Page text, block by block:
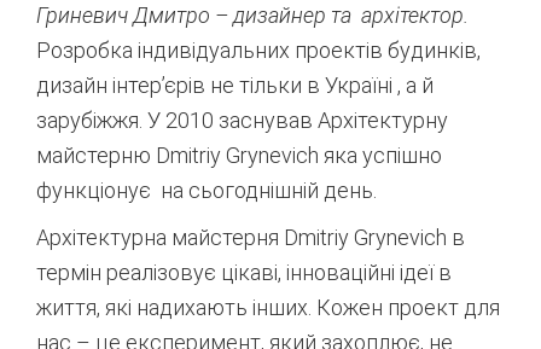
Гриневич Дмитро – дизайнер та архітектор.
Розробка індивідуальних проектів будинків,
дизайн інтер’єрів не тільки в Україні , а й
зарубіжжя. У 2010 заснував Архітектурну
майстерню Dmitriy Grynevich яка успішно
функціонує на сьогоднішній день.
Архітектурна майстерня Dmitriy Grynevich в
термін реалізовує цікаві, інноваційні ідеї в
життя, які надихають інших. Кожен проект для
нас – це експеримент, який захоплює, не